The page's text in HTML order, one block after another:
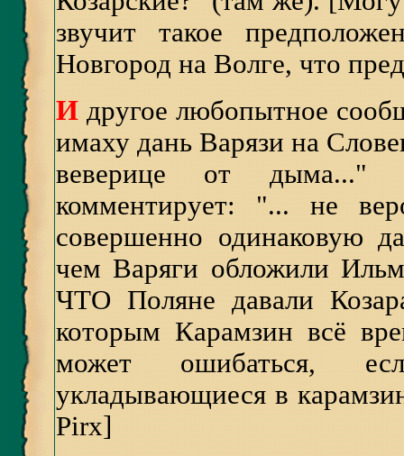
звучит такое
Новгород на Волге, что
И другое любопытное
имаху дань Варязи на
веверице от дыма..."
комментирует: "... не
совершенно одинаковую
чем Варяги обложили
ЧТО Поляне давали
которым Карамзин всё
может ошибаться,
укладывающиеся в
Pirx]